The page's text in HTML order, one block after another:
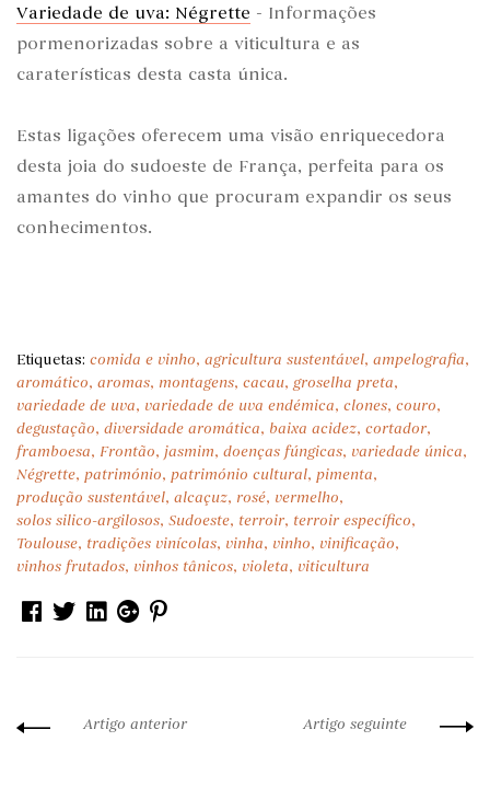
Variedade de uva: Négrette - Informações
pormenorizadas sobre a viticultura e as
caraterísticas desta casta única.
Estas ligações oferecem uma visão enriquecedora
desta joia do sudoeste de França, perfeita para os
amantes do vinho que procuram expandir os seus
conhecimentos.
Etiquetas: comida e vinho, agricultura sustentável, ampelografia,
aromático, aromas, montagens, cacau, groselha preta,
variedade de uva, variedade de uva endémica, clones, couro,
degustação, diversidade aromática, baixa acidez, cortador,
framboesa, Frontão, jasmim, doenças fúngicas, variedade única,
Négrette, património, património cultural, pimenta,
produção sustentável, alcaçuz, rosé, vermelho,
solos silico-argilosos, Sudoeste, terroir, terroir específico,
Toulouse, tradições vinícolas, vinha, vinho, vinificação,
vinhos frutados, vinhos tânicos, violeta, viticultura
Facebook
Twitter
Linkedin
Google+
Pinterest
Artigo anterior Artigo seguinte